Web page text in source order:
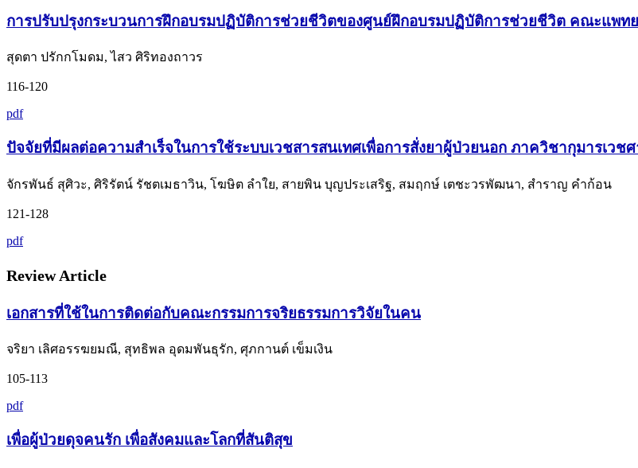
การปรับปรุงกระบวนการฝึกอบรมปฏิบัติการช่วยชีวิตของศูนย์ฝึกอบรมปฏิบัติการช่วยชีวิต คณะแพท
สุดตา ปรักกโมดม, ไสว ศิริทองถาวร
116-120
pdf
ปัจจัยที่มีผลต่อความสำเร็จในการใช้ระบบเวชสารสนเทศเพื่อการสั่งยาผู้ป่วยนอก ภาควิชากุมารเว
จักรพันธ์ สุศิวะ, ศิริรัตน์ รัชตเมธาวิน, โฆษิต ลำใย, สายพิน บุญประเสริฐ, สมฤกษ์ เตชะวรพัฒนา, สำราญ คำก้อน
121-128
pdf
Review Article
เอกสารที่ใช้ในการติดต่อกับคณะกรรมการจริยธรรมการวิจัยในคน
จริยา เลิศอรรฆยมณี, สุทธิพล อุดมพันธุรัก, ศุภกานต์ เข็มเงิน
105-113
pdf
เพื่อผู้ป่วยดุจคนรัก เพื่อสังคมและโลกที่สันติสุข